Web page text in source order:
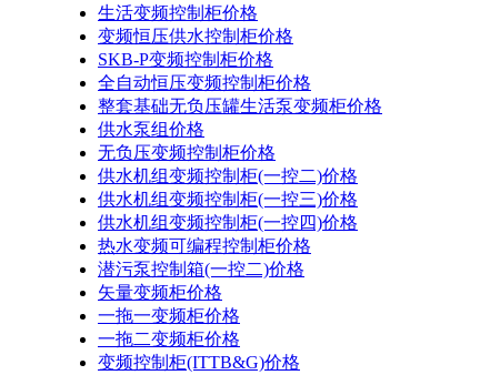
生活变频控制柜价格
变频恒压供水控制柜价格
SKB-P变频控制柜价格
全自动恒压变频控制柜价格
整套基础无负压罐生活泵变频柜价格
供水泵组价格
无负压变频控制柜价格
供水机组变频控制柜(一控二)价格
供水机组变频控制柜(一控三)价格
供水机组变频控制柜(一控四)价格
热水变频可编程控制柜价格
潜污泵控制箱(一控二)价格
矢量变频柜价格
一拖一变频柜价格
一拖二变频柜价格
变频控制柜(ITTB&G)价格